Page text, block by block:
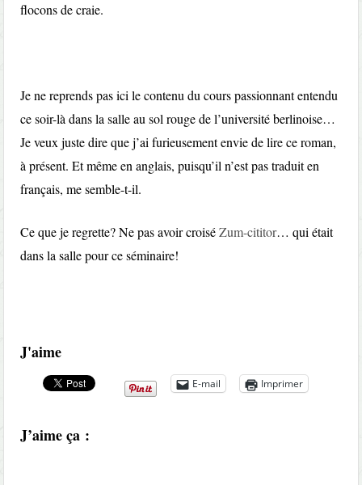
flocons de craie.
Je ne reprends pas ici le contenu du cours passionnant entendu
ce soir-là dans la salle au sol rouge de l’université berlinoise…
Je veux juste dire que j’ai furieusement envie de lire ce roman,
à présent. Et même en anglais, puisqu’il n’est pas traduit en
français, me semble-t-il.
Ce que je regrette? Ne pas avoir croiséZum-cititor… qui était
dans la salle pour ce séminaire!
J'aime
E-mail Imprimer
J’aime ça :